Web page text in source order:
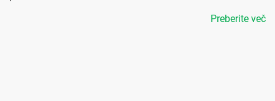
Preberite več